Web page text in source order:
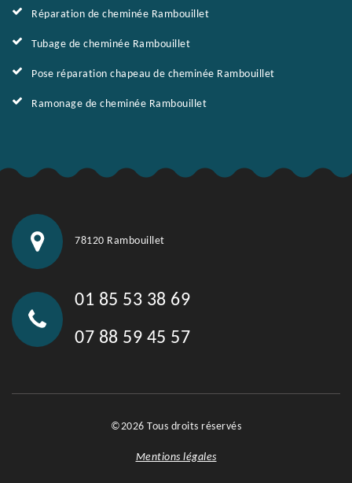
Réparation de cheminée Rambouillet
Tubage de cheminée Rambouillet
Pose réparation chapeau de cheminée Rambouillet
Ramonage de cheminée Rambouillet
78120 Rambouillet
01 85 53 38 69
07 88 59 45 57
©2026 Tous droits réservés
Mentions légales